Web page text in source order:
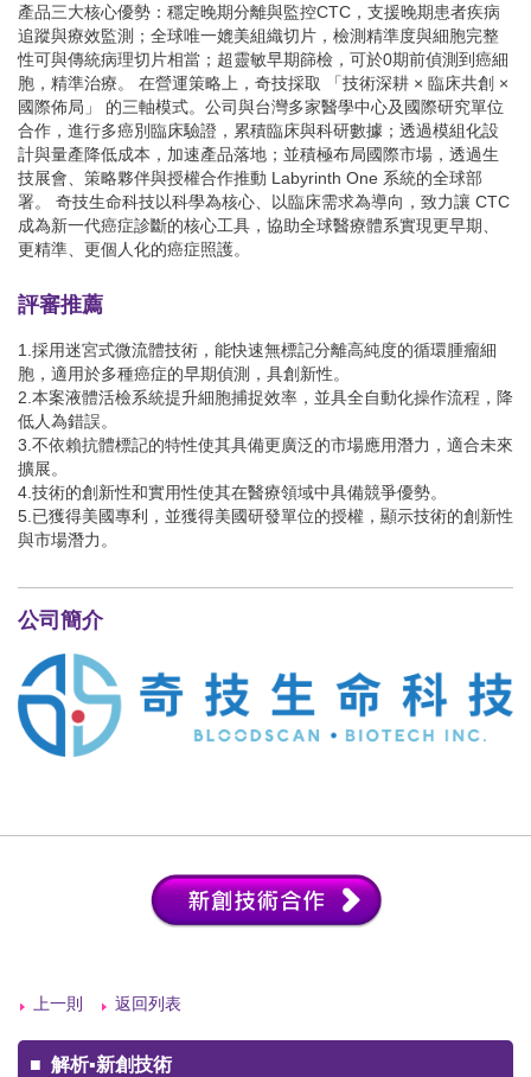
產品三大核心優勢：穩定晚期分離與監控CTC，支援晚期患者疾病
追蹤與療效監測；全球唯一媲美組織切片，檢測精準度與細胞完整
性可與傳統病理切片相當；超靈敏早期篩檢，可於0期前偵測到癌細
胞，精準治療。 在營運策略上，奇技採取 「技術深耕 × 臨床共創 ×
國際佈局」 的三軸模式。公司與台灣多家醫學中心及國際研究單位
合作，進行多癌別臨床驗證，累積臨床與科研數據；透過模組化設
計與量產降低成本，加速產品落地；並積極布局國際市場，透過生
技展會、策略夥伴與授權合作推動 Labyrinth One 系統的全球部
署。 奇技生命科技以科學為核心、以臨床需求為導向，致力讓 CTC
成為新一代癌症診斷的核心工具，協助全球醫療體系實現更早期、
更精準、更個人化的癌症照護。
評審推薦
1.採用迷宮式微流體技術，能快速無標記分離高純度的循環腫瘤細
胞，適用於多種癌症的早期偵測，具創新性。
2.本案液體活檢系統提升細胞捕捉效率，並具全自動化操作流程，降
低人為錯誤。
3.不依賴抗體標記的特性使其具備更廣泛的市場應用潛力，適合未來
擴展。
4.技術的創新性和實用性使其在醫療領域中具備競爭優勢。
5.已獲得美國專利，並獲得美國研發單位的授權，顯示技術的創新性
與市場潛力。
公司簡介
上一則 返回列表
■ 解析▪新創技術